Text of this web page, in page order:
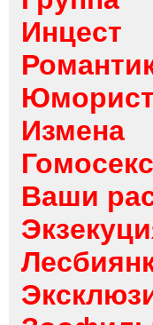
Инцест
Измена
Ваши